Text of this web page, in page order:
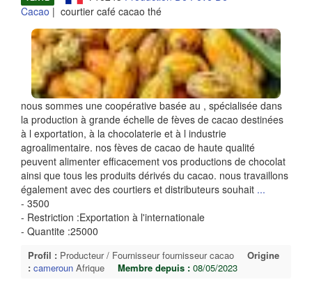
Cacao | courtier café cacao thé
nous sommes une coopérative basée au , spécialisée dans
la production à grande échelle de fèves de cacao destinées
à l exportation, à la chocolaterie et à l industrie
agroalimentaire. nos fèves de cacao de haute qualité
peuvent alimenter efficacement vos productions de chocolat
ainsi que tous les produits dérivés du cacao. nous travaillons
également avec des courtiers et distributeurs souhait ...
- 3500
- Restriction :Exportation à l'internationale
- Quantite :25000
Profil : Producteur / Fournisseur fournisseur cacao
Origine
: cameroun Afrique Membre depuis : 08/05/2023